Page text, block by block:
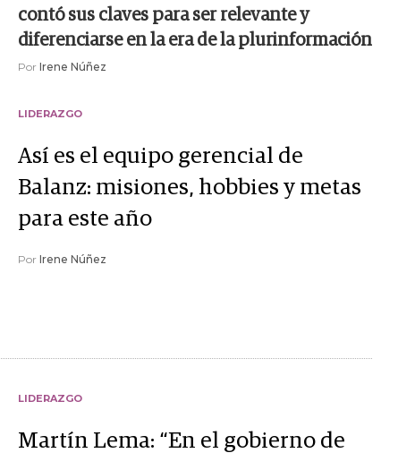
contó sus claves para ser relevante y
diferenciarse en la era de la plurinformación
Por Irene Núñez
LIDERAZGO
Así es el equipo gerencial de
Balanz: misiones, hobbies y metas
para este año
Por Irene Núñez
LIDERAZGO
Martín Lema: “En el gobierno de